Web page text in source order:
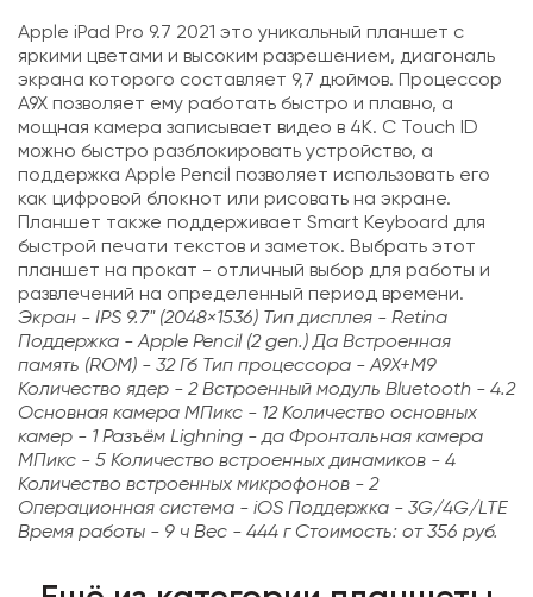
Apple iPad Pro 9.7 2021 это уникальный планшет с
яркими цветами и высоким разрешением, диагональ
экрана которого составляет 9,7 дюймов. Процессор
A9X позволяет ему работать быстро и плавно, а
мощная камера записывает видео в 4K. С Touch ID
можно быстро разблокировать устройство, а
поддержка Apple Pencil позволяет использовать его
как цифровой блокнот или рисовать на экране.
Планшет также поддерживает Smart Keyboard для
быстрой печати текстов и заметок. Выбрать этот
планшет на прокат - отличный выбор для работы и
развлечений на определенный период времени.
Экран - IPS 9.7" (2048×1536) Тип дисплея - Retina
Поддержка - Apple Pencil (2 gen.) Да Встроенная
память (ROM) - 32 Гб Тип процессора - A9X+M9
Количество ядер - 2 Встроенный модуль Bluetooth - 4.2
Основная камера МПикс - 12 Количество основных
камер - 1 Разъём Lighning - да Фронтальная камера
МПикс - 5 Количество встроенных динамиков - 4
Количество встроенных микрофонов - 2
Операционная система - iOS Поддержка - 3G/4G/LTE
Время работы - 9 ч Вес - 444 гСтоимость: от 356 руб.